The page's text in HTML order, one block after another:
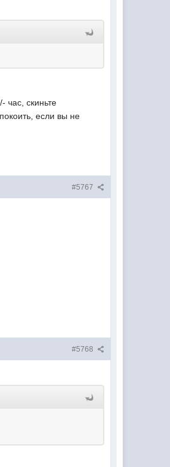
час, скиньте
если вы не
#5767
#5768